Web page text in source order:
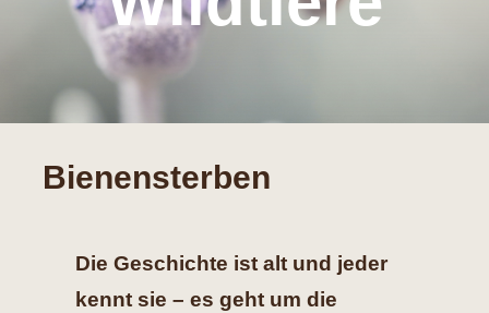
Kontakt
Bienensterben
Die Geschichte ist alt und jeder
kennt sie – es geht um die